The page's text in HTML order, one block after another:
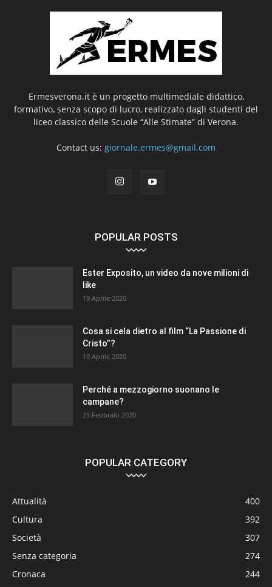
Ermesverona.it è un progetto multimediale didattico,
formativo, senza scopo di lucro, realizzato dagli studenti del
liceo classico delle Scuole “Alle Stimate” di Verona.
Contact us: giornale.ermes@gmail.com
POPULAR POSTS
Ester Exposito, un video da nove milioni di
like
19 Aprile 2020
Cosa si cela dietro al film “La Passione di
Cristo”?
10 Aprile 2020
Perché a mezzogiorno suonano le
campane?
25 Febbraio 2020
POPULAR CATEGORY
Attualità
400
Cultura
392
Società
307
Senza categoria
274
Cronaca
244